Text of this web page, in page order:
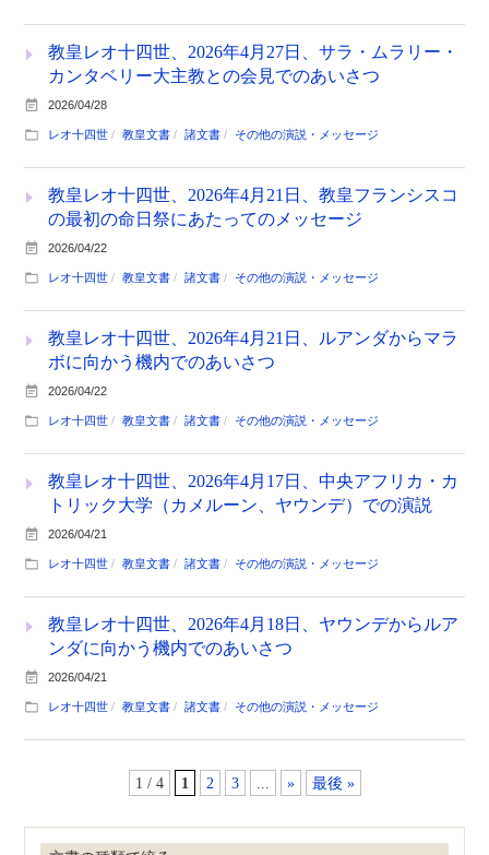
教皇レオ十四世、2026年4月27日、サラ・ムラリー・
カンタベリー大主教との会見でのあいさつ
2026/04/28
レオ十四世 教皇文書 諸文書 その他の演説・メッセージ
教皇レオ十四世、2026年4月21日、教皇フランシスコ
の最初の命日祭にあたってのメッセージ
2026/04/22
レオ十四世 教皇文書 諸文書 その他の演説・メッセージ
教皇レオ十四世、2026年4月21日、ルアンダからマラ
ボに向かう機内でのあいさつ
2026/04/22
レオ十四世 教皇文書 諸文書 その他の演説・メッセージ
教皇レオ十四世、2026年4月17日、中央アフリカ・カ
トリック大学（カメルーン、ヤウンデ）での演説
2026/04/21
レオ十四世 教皇文書 諸文書 その他の演説・メッセージ
教皇レオ十四世、2026年4月18日、ヤウンデからルア
ンダに向かう機内でのあいさつ
2026/04/21
レオ十四世 教皇文書 諸文書 その他の演説・メッセージ
1 / 4 1 2 3 » 最後 »